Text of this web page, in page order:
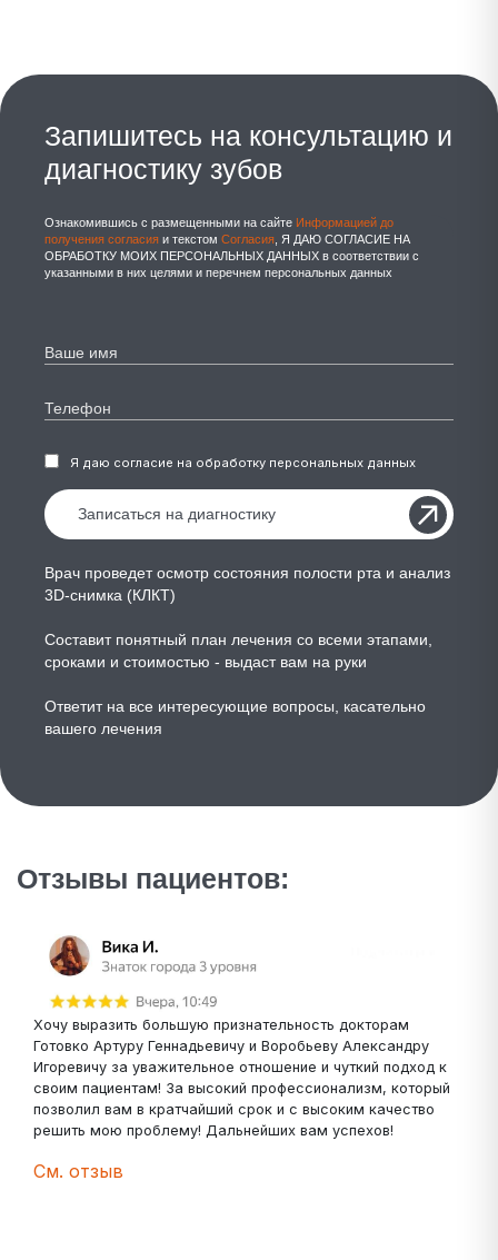
Запишитесь на консультацию и
диагностику зубов
Врач проведет осмотр состояния полости рта и анализ
3D-снимка (КЛКТ)
Составит понятный план лечения со всеми этапами,
сроками и стоимостью - выдаст вам на руки
Ответит на все интересующие вопросы, касательно
вашего лечения
Ознакомившись с размещенными на сайте Информацией до
получения согласия и текстом Согласия , Я ДАЮ СОГЛАСИЕ НА
ОБРАБОТКУ МОИХ ПЕРСОНАЛЬНЫХ ДАННЫХ в соответствии с
указанными в них целями и перечнем персональных данных
Я даю согласие на обработку персональных данных
Отзывы пациентов:
Хочу выразить большую признательность докторам
Готовко Артуру Геннадьевичу и Воробьеву Александру
Игоревичу за уважительное отношение и чуткий подход к
своим пациентам! За высокий профессионализм, который
позволил вам в кратчайший срок и с высоким качество
решить мою проблему! Дальнейших вам успехов!
См. отзыв